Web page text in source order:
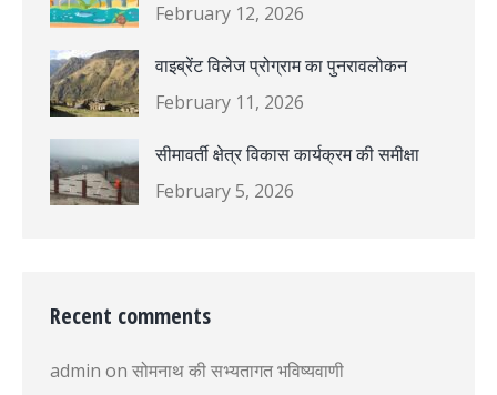
February 12, 2026
वाइब्रेंट विलेज प्रोग्राम का पुनरावलोकन
February 11, 2026
सीमावर्ती क्षेत्र विकास कार्यक्रम की समीक्षा
February 5, 2026
Recent comments
admin on सोमनाथ की सभ्यतागत भविष्यवाणी